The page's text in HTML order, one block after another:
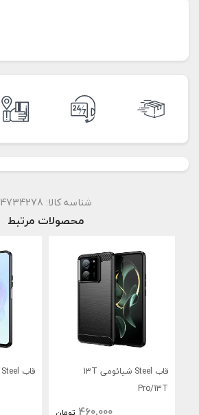
شناسه کالا: 4734278
محصولات مرتبط
قاب Steel شیائومی 13T
Pro/13T
قاب Steel آنر Honor 90 lite